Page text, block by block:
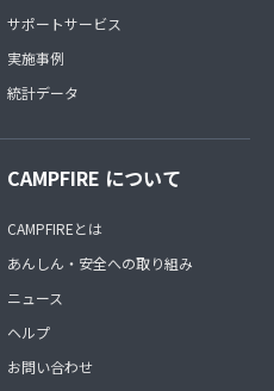
サポートサービス
実施事例
統計データ
CAMPFIRE について
CAMPFIREとは
あんしん・安全への取り組み
ニュース
ヘルプ
お問い合わせ